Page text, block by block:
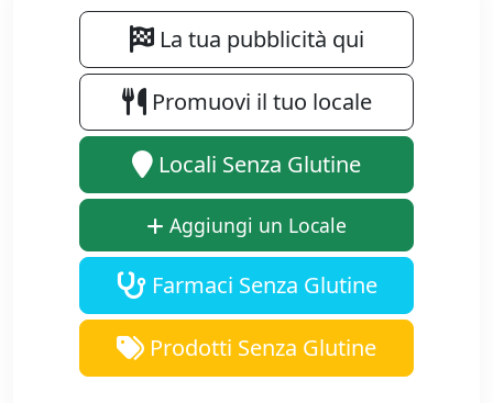
La tua pubblicità qui
Promuovi il tuo locale
Locali Senza Glutine
Aggiungi un Locale
Farmaci Senza Glutine
Prodotti Senza Glutine